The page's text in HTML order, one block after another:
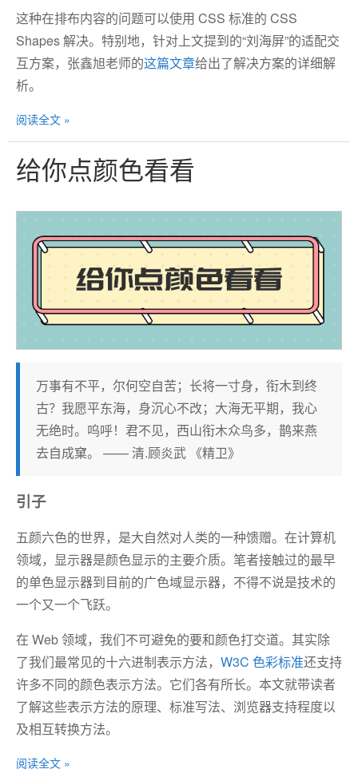
这种在排布内容的问题可以使用 CSS 标准的 CSS
Shapes 解决。特别地，针对上文提到的“刘海屏”的适配交
互方案，张鑫旭老师的这篇文章给出了解决方案的详细解
析。
阅读全文 »
给你点颜色看看
万事有不平，尔何空自苦；长将一寸身，衔木到终
古？我愿平东海，身沉心不改；大海无平期，我心
无绝时。呜呼！君不见，西山衔木众鸟多，鹊来燕
去自成窠。 —— 清.顾炎武 《精卫》
引子
五颜六色的世界，是大自然对人类的一种馈赠。在计算机
领域，显示器是颜色显示的主要介质。笔者接触过的最早
的单色显示器到目前的广色域显示器，不得不说是技术的
一个又一个飞跃。
在 Web 领域，我们不可避免的要和颜色打交道。其实除
了我们最常见的十六进制表示方法， W3C 色彩标准还支持
许多不同的颜色表示方法。它们各有所长。本文就带读者
了解这些表示方法的原理、标准写法、浏览器支持程度以
及相互转换方法。
阅读全文 »